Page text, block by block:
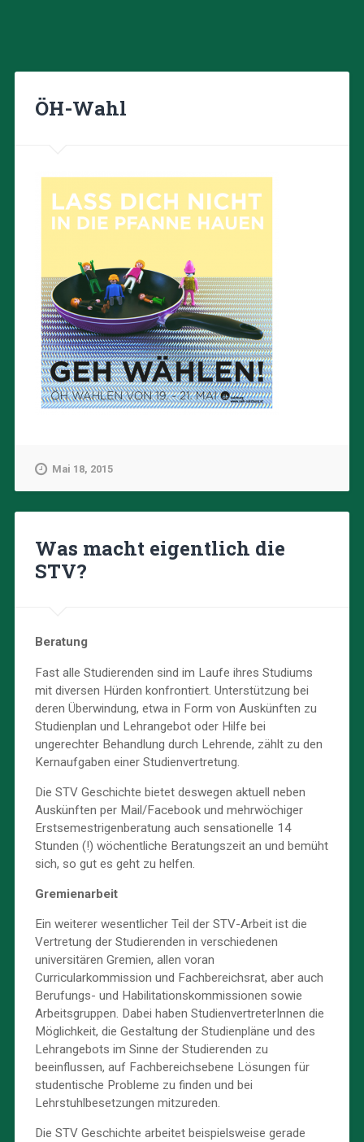
ÖH-Wahl
Mai 18, 2015
Was macht eigentlich die
STV?
Beratung
Fast alle Studierenden sind im Laufe ihres Studiums
mit diversen Hürden konfrontiert. Unterstützung bei
deren Überwindung, etwa in Form von Auskünften zu
Studienplan und Lehrangebot oder Hilfe bei
ungerechter Behandlung durch Lehrende, zählt zu den
Kernaufgaben einer Studienvertretung.
Die STV Geschichte bietet deswegen aktuell neben
Auskünften per Mail/Facebook und mehrwöchiger
Erstsemestrigenberatung auch sensationelle 14
Stunden (!) wöchentliche Beratungszeit an und bemüht
sich, so gut es geht zu helfen.
Gremienarbeit
Ein weiterer wesentlicher Teil der STV-Arbeit ist die
Vertretung der Studierenden in verschiedenen
universitären Gremien, allen voran
Curricularkommission und Fachbereichsrat, aber auch
Berufungs- und Habilitationskommissionen sowie
Arbeitsgruppen. Dabei haben StudienvertreterInnen die
Möglichkeit, die Gestaltung der Studienpläne und des
Lehrangebots im Sinne der Studierenden zu
beeinflussen, auf Fachbereichsebene Lösungen für
studentische Probleme zu finden und bei
Lehrstuhlbesetzungen mitzureden.
Die STV Geschichte arbeitet beispielsweise gerade